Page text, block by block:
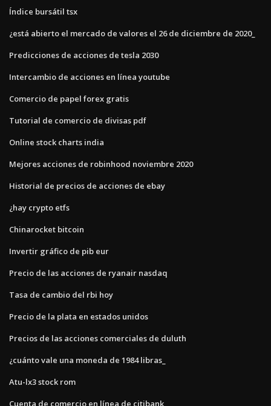
Índice bursátil tsx
¿está abierto el mercado de valores el 26 de diciembre de 2020_
Predicciones de acciones de tesla 2030
Intercambio de acciones en línea youtube
Comercio de papel forex gratis
Tutorial de comercio de divisas pdf
Online stock charts india
Mejores acciones de robinhood noviembre 2020
Historial de precios de acciones de ebay
¿hay crypto etfs
Chinarocket bitcoin
Invertir gráfico de pib eur
Precio de las acciones de ryanair nasdaq
Tasa de cambio del rbi hoy
Precio de la plata en estados unidos
Precios de las acciones comerciales de duluth
¿cuánto vale una moneda de 1984 libras_
Atu-lx3 stock rom
Cuenta de comercio en línea de citibank